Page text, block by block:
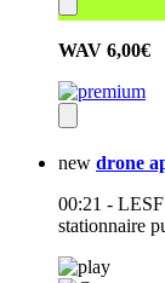
WAV 6,00€
new drone
00:21 -
stationnaire